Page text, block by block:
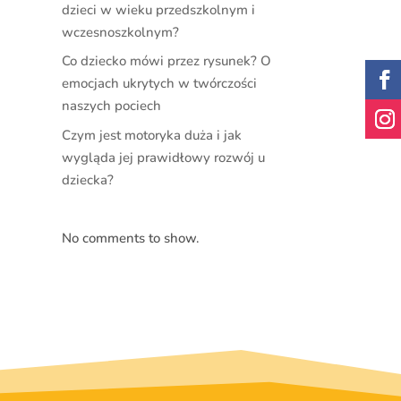
dzieci w wieku przedszkolnym i
wczesnoszkolnym?
Co dziecko mówi przez rysunek? O
emocjach ukrytych w twórczości
naszych pociech
Czym jest motoryka duża i jak
wygląda jej prawidłowy rozwój u
dziecka?
No comments to show.